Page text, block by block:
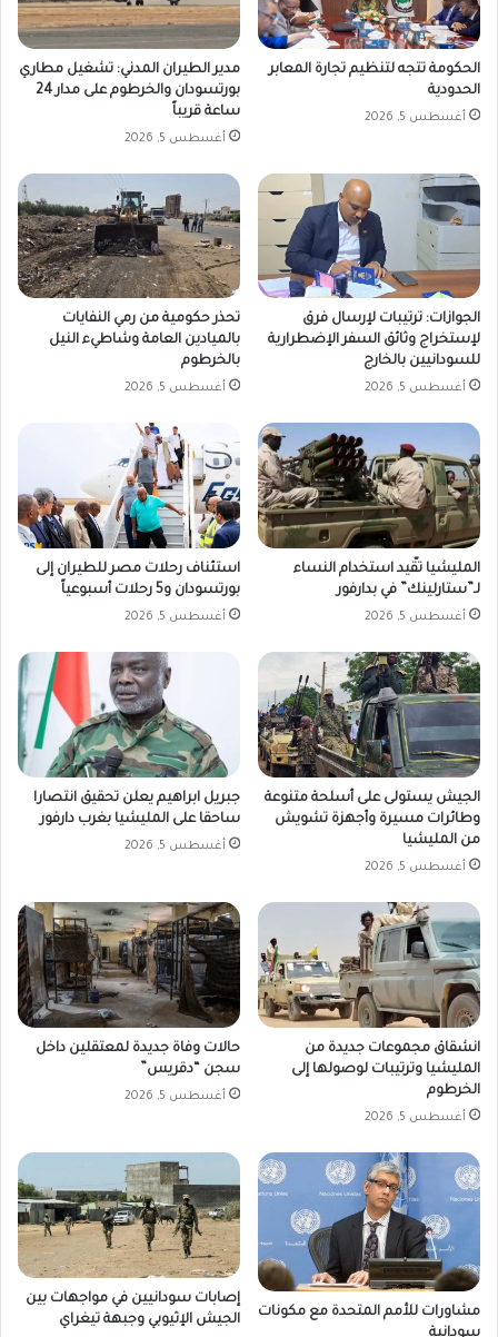
الحكومة تتجه لتنظيم تجارة المعابر
الحدودية
أغسطس 5, 2026
مدير الطيران المدني: تشغيل مطاري
بورتسودان والخرطوم على مدار 24
ساعة قريباً
أغسطس 5, 2026
الجوازات: ترتيبات لإرسال فرق
لإستخراج وثائق السفر الإضطرارية
للسودانيين بالخارج
أغسطس 5, 2026
تحذر حكومية من رمي النفايات
بالميادين العامة وشاطيء النيل
بالخرطوم
أغسطس 5, 2026
المليشيا تقّيد استخدام النساء
لـ”ستارلينك” في بدارفور
أغسطس 5, 2026
استئناف رحلات مصر للطيران إلى
بورتسودان و5 رحلات أسبوعياً
أغسطس 5, 2026
الجيش يستولى على أسلحة متنوعة
وطائرات مسيرة وأجهزة تشويش
من المليشيا
أغسطس 5, 2026
جبريل ابراهيم يعلن تحقيق انتصارا
ساحقا على المليشيا بغرب دارفور
أغسطس 5, 2026
انشقاق مجموعات جديدة من
المليشيا وترتيبات لوصولها إلى
الخرطوم
أغسطس 5, 2026
حالات وفاة جديدة لمعتقلين داخل
سجن “دقريس”
أغسطس 5, 2026
مشاورات للأمم المتحدة مع مكونات
إصابات سودانيين في مواجهات بين
الجيش الإثيوبي وجبهة تيغراي